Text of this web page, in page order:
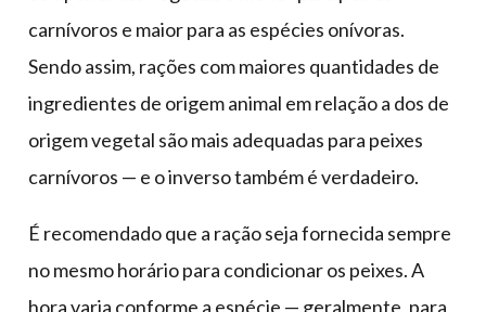
carnívoros e maior para as espécies onívoras.
Sendo assim, rações com maiores quantidades de
ingredientes de origem animal em relação a dos de
origem vegetal são mais adequadas para peixes
carnívoros — e o inverso também é verdadeiro.
É recomendado que a ração seja fornecida sempre
no mesmo horário para condicionar os peixes. A
hora varia conforme a espécie — geralmente, para